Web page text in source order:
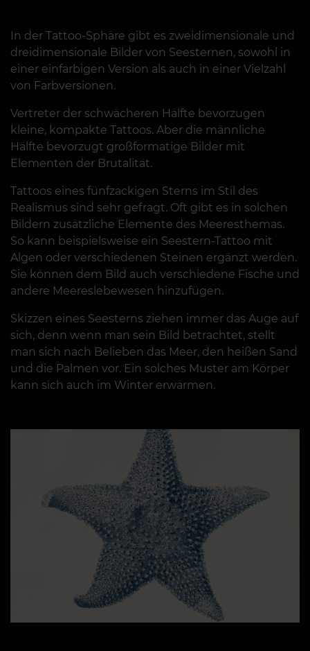
In der Tattoo-Sphäre gibt es zweidimensionale und
dreidimensionale Bilder von Seesternen, sowohl in
einer einfarbigen Version als auch in einer Vielzahl
von Farbversionen.
Vertreter der schwächeren Hälfte bevorzugen
kleine, kompakte Tattoos. Aber die männliche
Hälfte bevorzugt großformatige Bilder mit
Elementen der Brutalität.
Tattoos eines fünfzackigen Sterns im Stil des
Realismus sind sehr gefragt. Oft gibt es in solchen
Bildern zusätzliche Elemente des Meeresthemas.
So kann beispielsweise ein Seestern-Tattoo mit
Algen oder verschiedenen Steinen ergänzt werden.
Sie können dem Bild auch verschiedene Fische und
andere Meereslebewesen hinzufügen.
Skizzen eines Seesterns ziehen immer das Auge auf
sich, denn wenn man sein Bild betrachtet, stellt
man sich nach Belieben das Meer, den heißen Sand
und die Palmen vor. Ein solches Muster am Körper
kann sich auch im Winter erwärmen.